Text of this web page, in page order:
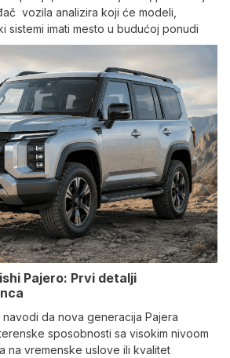
vozila analizira koji će modeli,
sistemi imati mesto u budućoj ponudi
Pajero: Prvi detalji
da nova generacija Pajera
sposobnosti sa visokim nivoom
na vremenske uslove ili kvalitet